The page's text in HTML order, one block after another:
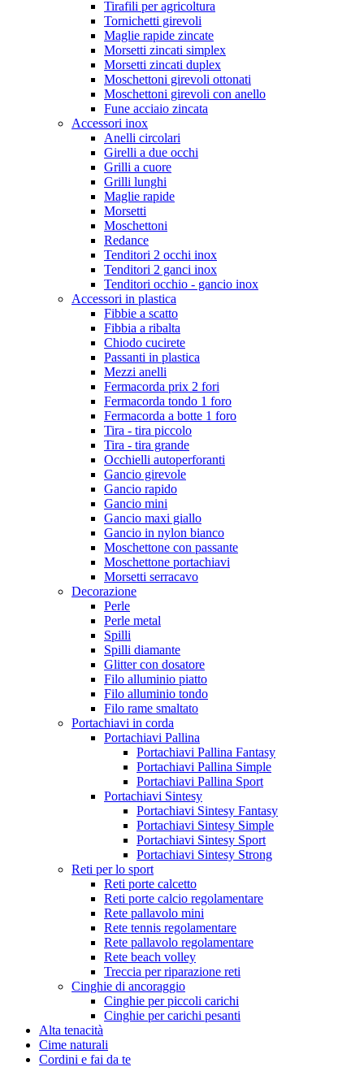
Tirafili per agricoltura
Tornichetti girevoli
Maglie rapide zincate
Morsetti zincati simplex
Morsetti zincati duplex
Moschettoni girevoli ottonati
Moschettoni girevoli con anello
Fune acciaio zincata
Accessori inox
Anelli circolari
Girelli a due occhi
Grilli a cuore
Grilli lunghi
Maglie rapide
Morsetti
Moschettoni
Redance
Tenditori 2 occhi inox
Tenditori 2 ganci inox
Tenditori occhio - gancio inox
Accessori in plastica
Fibbie a scatto
Fibbia a ribalta
Chiodo cucirete
Passanti in plastica
Mezzi anelli
Fermacorda prix 2 fori
Fermacorda tondo 1 foro
Fermacorda a botte 1 foro
Tira - tira piccolo
Tira - tira grande
Occhielli autoperforanti
Gancio girevole
Gancio rapido
Gancio mini
Gancio maxi giallo
Gancio in nylon bianco
Moschettone con passante
Moschettone portachiavi
Morsetti serracavo
Decorazione
Perle
Perle metal
Spilli
Spilli diamante
Glitter con dosatore
Filo alluminio piatto
Filo alluminio tondo
Filo rame smaltato
Portachiavi in corda
Portachiavi Pallina
Portachiavi Pallina Fantasy
Portachiavi Pallina Simple
Portachiavi Pallina Sport
Portachiavi Sintesy
Portachiavi Sintesy Fantasy
Portachiavi Sintesy Simple
Portachiavi Sintesy Sport
Portachiavi Sintesy Strong
Reti per lo sport
Reti porte calcetto
Reti porte calcio regolamentare
Rete pallavolo mini
Rete tennis regolamentare
Rete pallavolo regolamentare
Rete beach volley
Treccia per riparazione reti
Cinghie di ancoraggio
Cinghie per piccoli carichi
Cinghie per carichi pesanti
Alta tenacità
Cime naturali
Cordini e fai da te